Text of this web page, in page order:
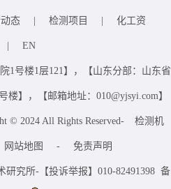
态 检测项目 化工资
EN
1号楼1层121】，【山东分部：山东省
】，【邮箱地址：010@yjsyi.com】
© 2024 All Rights Reserved- 检测机
网站地图 - 免责声明
研究所-【投诉举报】010-82491398 备